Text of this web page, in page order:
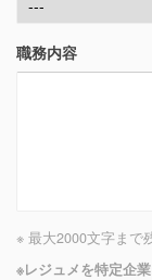
職務内容
※ 最大2000文字まで
※レジュメを特定企